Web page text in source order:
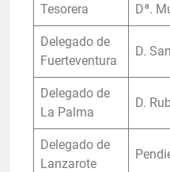
Tesorera Dª.
Delegado de
Fuerteventura
D.
Delegado de
La Palma
D.
Delegado de
Lanzarote